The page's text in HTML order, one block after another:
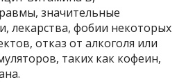
значительные
лекарства, фобии некоторых
отказ от алкоголя или
таких как кофеин,